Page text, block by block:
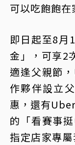
可以吃飽飽在
即日起至8月
金」，可享2
適逢父親節
作夥伴設立
惠，還有
的「看賽事
指定店家專